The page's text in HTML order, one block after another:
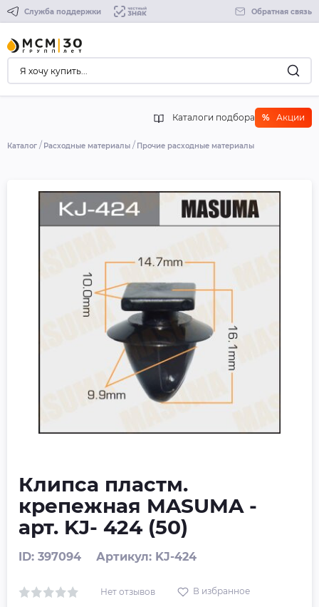
Служба поддержки Обратная связь
Каталоги подбора % Акции
Каталог Расходные материалы Прочие расходные материалы
Клипса пластм.
крепежная MASUMA -
арт. KJ- 424 (50)
ID: 397094 Артикул: KJ-424
Нет отзывов В избранное